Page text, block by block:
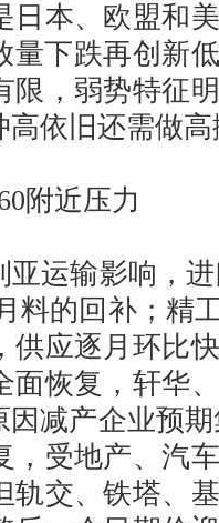
日本、欧盟和
量下跌再创新
限，弱势特征
高依旧还需做
附近压力
运输影响，进
料的回补；精
供应逐月环比
面恢复，轩华
减产企业预
，受地产、汽
轨交、铁塔、